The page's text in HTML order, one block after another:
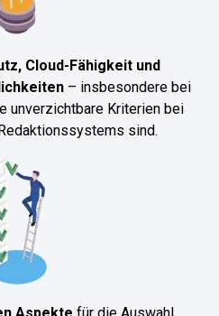
Cloud-Fähigkeit und
– insbesondere bei
unverzichtbare Kriterien bei
sind.